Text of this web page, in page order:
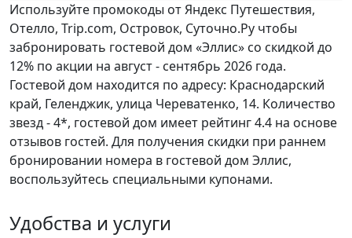
Используйте промокоды от Яндекс Путешествия,
Отелло, Trip.com, Островок, Суточно.Ру чтобы
забронировать гостевой дом «Эллис» со скидкой до
12% по акции на август - сентябрь 2026 года.
Гостевой дом находится по адресу: Краснодарский
край, Геленджик, улица Череватенко, 14. Количество
звезд - 4*, гостевой дом имеет рейтинг 4.4 на основе
отзывов гостей. Для получения скидки при раннем
бронировании номера в гостевой дом Эллис,
воспользуйтесь специальными купонами.
Удобства и услуги